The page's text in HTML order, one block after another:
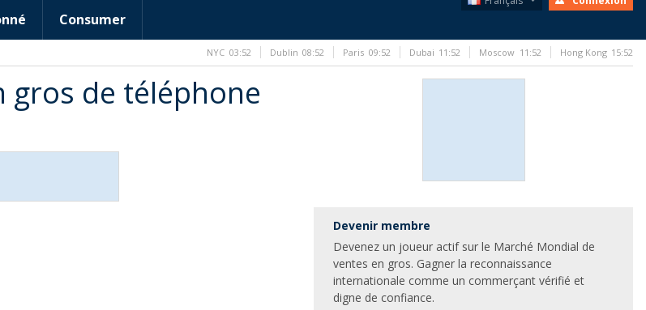
Consumer
gros de téléphone
Devenir membre
Devenez un joueur actif sur le Marché Mondial de
ventes en gros. Gagner la reconnaissance
internationale comme un commerçant vérifié et
digne de confiance.
NYC 03:52 Dublin 08:52 Paris 09:52 Dubai 11:52 Moscow 11:52 Hong Kong 15:52